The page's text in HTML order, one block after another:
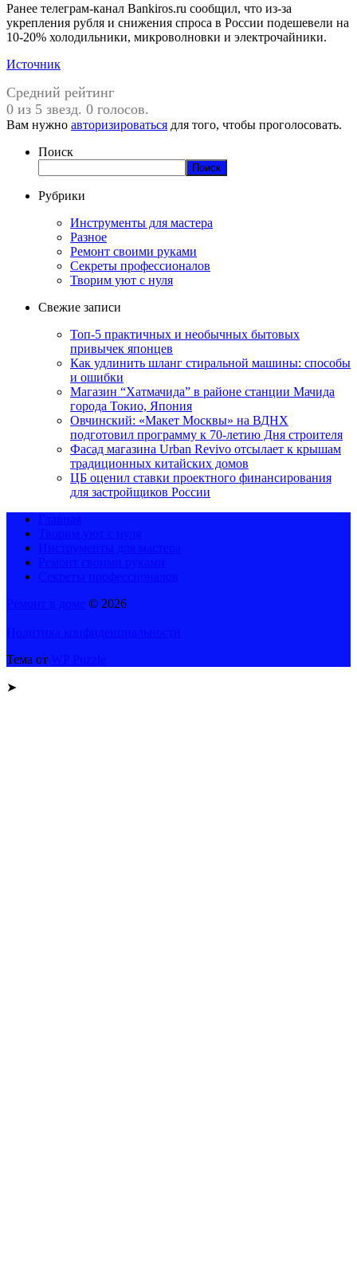
Ранее телеграм-канал Bankiros.ru сообщил, что из-за
укрепления рубля и снижения спроса в России подешевели на
10-20% холодильники, микроволновки и электрочайники.
Источник
Средний рейтинг
0 из 5 звезд. 0 голосов.
Вам нужно авторизироваться для того, чтобы проголосовать.
Поиск
Поиск
Рубрики
Инструменты для мастера
Разное
Ремонт своими руками
Секреты профессионалов
Творим уют с нуля
Свежие записи
Топ-5 практичных и необычных бытовых
привычек японцев
Как удлинить шланг стиральной машины: способы
и ошибки
Магазин “Хатмачида” в районе станции Мачида
города Токио, Япония
Овчинский: «Макет Москвы» на ВДНХ
подготовил программу к 70-летию Дня строителя
Фасад магазина Urban Revivo отсылает к крышам
традиционных китайских домов
ЦБ оценил ставки проектного финансирования
для застройщиков России
© 2026
Тема от
➤